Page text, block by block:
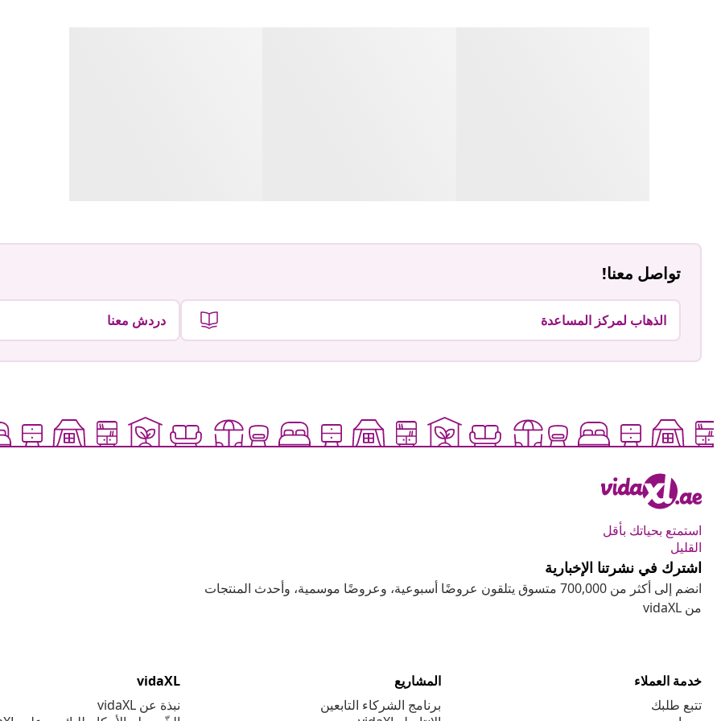
تواصل معنا!
الذهاب لمركز المساعدة دردش معنا
استمتع بحياتك بأقل
القليل
اشترك في نشرتنا الإخبارية
انضم إلى أكثر من 700,000 متسوق يتلقون عروضًا أسبوعية، وعروضًا موسمية، وأحدث المنتجات
من vidaXL
خدمة العملاء
تتبع طلبك
المشاريع
برنامج الشركاء التابعين
vidaXL
نبذة عن vidaXL